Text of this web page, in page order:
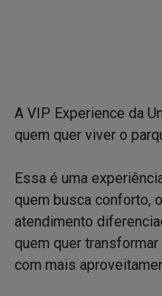
A VIP Experience da
quem quer viver o
Essa é uma
quem busca conforto,
atendimento
quem quer
com mais